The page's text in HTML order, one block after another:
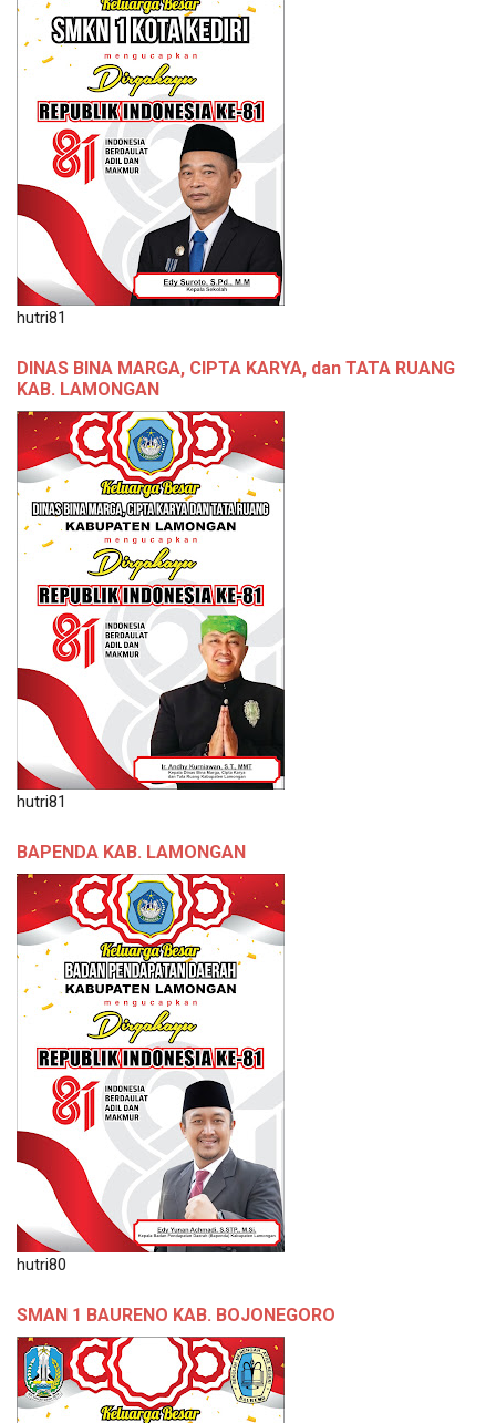
hutri81
DINAS BINA MARGA, CIPTA KARYA, dan TATA RUANG
KAB. LAMONGAN
hutri81
BAPENDA KAB. LAMONGAN
hutri80
SMAN 1 BAURENO KAB. BOJONEGORO